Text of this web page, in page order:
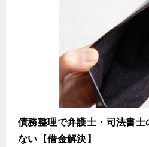
債務整理で弁護士・司法書士
ない【借金解決】